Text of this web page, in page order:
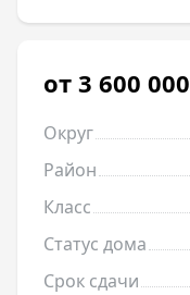
от 3 600 000
Округ
Район
Класс
Статус дома
Срок сдачи